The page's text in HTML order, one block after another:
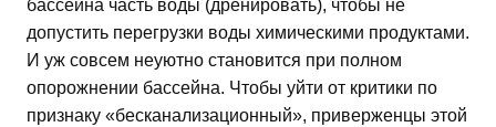
бассейна часть воды (дренировать), чтобы не
допустить перегрузки воды химическими продуктами.
И уж совсем неуютно становится при полном
опорожнении бассейна. Чтобы уйти от критики по
признаку «бесканализационный», приверженцы этой